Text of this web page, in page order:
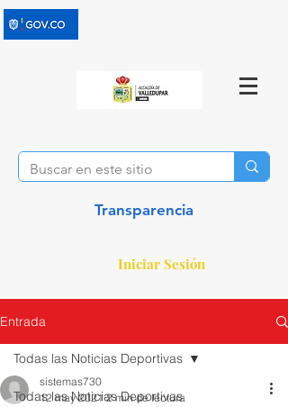
Transparencia
Iniciar Sesión
Entrada
Todas las Noticias Deportivas
Todas las Noticias Deportivas
sistemas730
12 may 2021 2 min de lectura